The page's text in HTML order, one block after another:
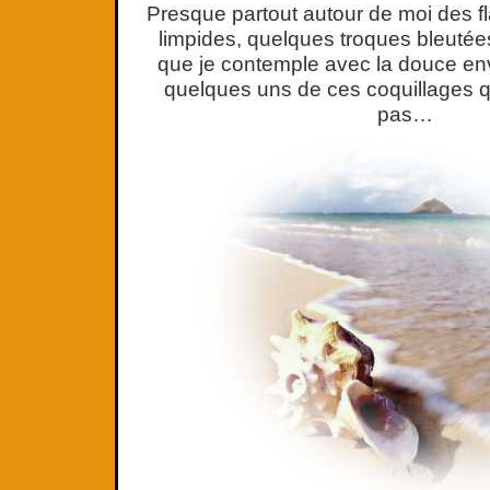
Presque partout autour de moi des
limpides, quelques troques
que je contemple avec la douce
quelques uns de ces coquillages
pas…